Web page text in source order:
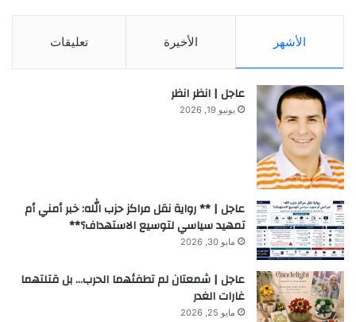
الأشهر الأخيرة تعليقات
عاجل | انظر انظر
يونيو 19, 2026
عاجل | ** رواية نقل مراكز حزب الله: خبر أمني أم
تمهيد سياسي لتوسيع الاستهداف؟**
مايو 30, 2026
عاجل | شمعتان لم تطفئهما الحرب… بل قتلتهما
غارات الغدر
مايو 25, 2026